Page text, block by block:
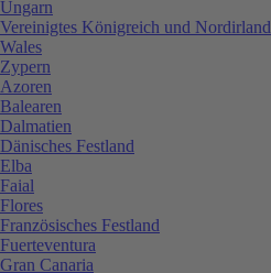
Ungarn
Vereinigtes Königreich und Nordirland
Wales
Zypern
Azoren
Balearen
Dalmatien
Dänisches Festland
Elba
Faial
Flores
Französisches Festland
Fuerteventura
Gran Canaria